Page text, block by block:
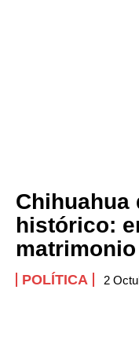
Chihuahua
histórico:
POLÍTICA 2